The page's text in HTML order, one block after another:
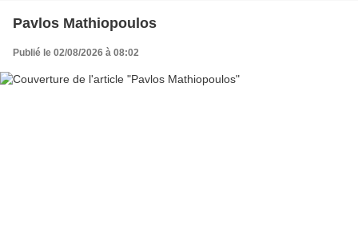
Pavlos Mathiopoulos
Publié le 02/08/2026 à 08:02